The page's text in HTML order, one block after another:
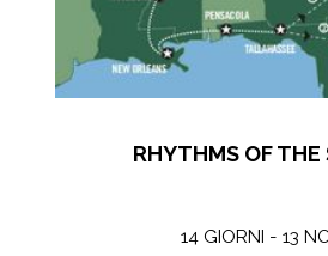
RHYTHMS OF
14 GIORNI - 13